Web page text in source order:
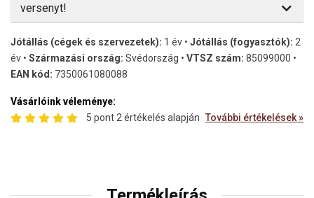
versenyt!
Jótállás (cégek és szervezetek): 1 év • Jótállás (fogyasztók): 2
év • Származási ország: Svédország • VTSZ szám: 85099000 •
EAN kód: 7350061080088
Vásárlóink véleménye:
5 pont 2 értékelés alapján További értékelések »